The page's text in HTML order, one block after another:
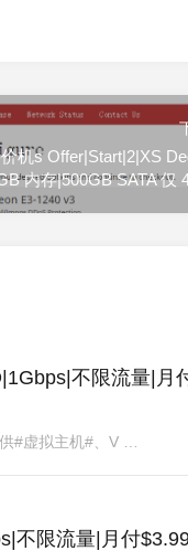
机s Offer|Start|2|XS
内存|500GB SATA 仅
不限流量|月
#虚拟主机#、V …
不限流量|月付